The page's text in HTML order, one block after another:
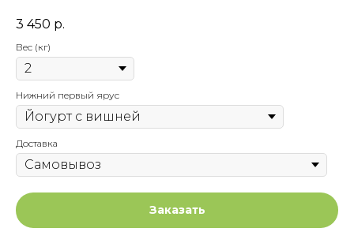
3 450 р.
Вес (кг)
Нижний первый ярус
Доставка
Заказать